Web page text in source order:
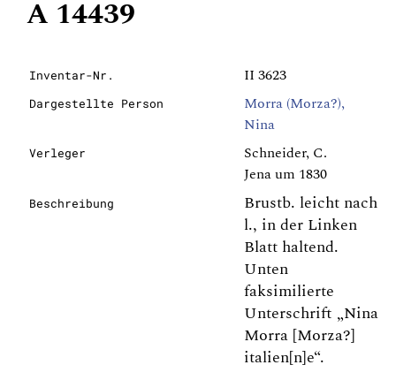
A 14439
Inventar-Nr. II 3623
Dargestellte Person
Morra (Morza?),
Nina
Verleger
Schneider, C.
Jena um 1830
Beschreibung
Brustb. leicht nach
l., in der Linken
Blatt haltend.
Unten
faksimilierte
Unterschrift „Nina
Morra [Morza?]
italien[n]e“.